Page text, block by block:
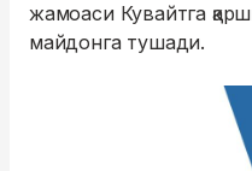
жамоаси Кувайтга
майдонга тушади.